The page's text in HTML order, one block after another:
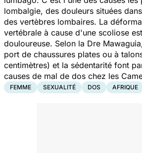
lombalgie, des douleurs situées
des vertèbres lombaires. La
vertébrale à cause d'une scoliose
douloureuse. Selon la Dre
port de chaussures plates ou à
centimètres) et la sédentarité font
causes de mal de dos chez les
FEMME SEXUALITÉ DOS AFRIQUE